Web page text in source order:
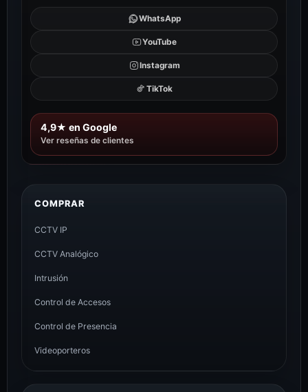
WhatsApp
YouTube
Instagram
TikTok
4,9★ en Google
Ver reseñas de clientes
COMPRAR
CCTV IP
CCTV Analógico
Intrusión
Control de Accesos
Control de Presencia
Videoporteros